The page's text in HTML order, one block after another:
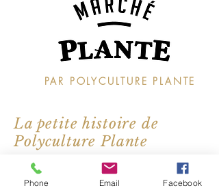
PAR POLYCULTURE PLANTE
La petite histoire de
Polyculture Plante
Phone Email Facebook